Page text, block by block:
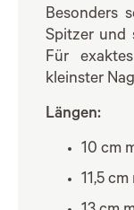
Besonders
Spitzer und
Für
kleinster
Längen:
10 cm
11,5